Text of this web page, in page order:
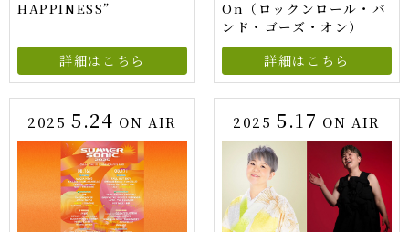
HAPPINESS”
詳細はこちら
On（ロックンロール・バ
ンド・ゴーズ・オン）
詳細はこちら
20255.24 ON AIR 20255.17 ON AIR